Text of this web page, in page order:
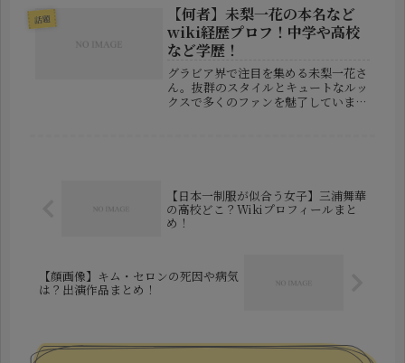
初は「これは彼氏との写真なのか？」
「アイドルとしてあるまじき行動で
は...
話題
【何者】未梨一花の本名など
wiki経歴プロフ！中学や高校
など学歴！
グラビア界で注目を集める未梨一花さ
ん。抜群のスタイルとキュートなルッ
クスで多くのファンを魅了しています
【日本一制服が似合う女子】三浦舞華
の高校どこ？Wikiプロフィールまと
め！
【顔画像】キム・セロンの死因や病気
は？出演作品まとめ！